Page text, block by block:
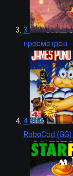
3
просмотров
4
RoboCod (GG)